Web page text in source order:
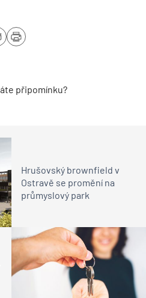
připomínku?
Hrušovský brownfield v
Ostravě se promění na
průmyslový park